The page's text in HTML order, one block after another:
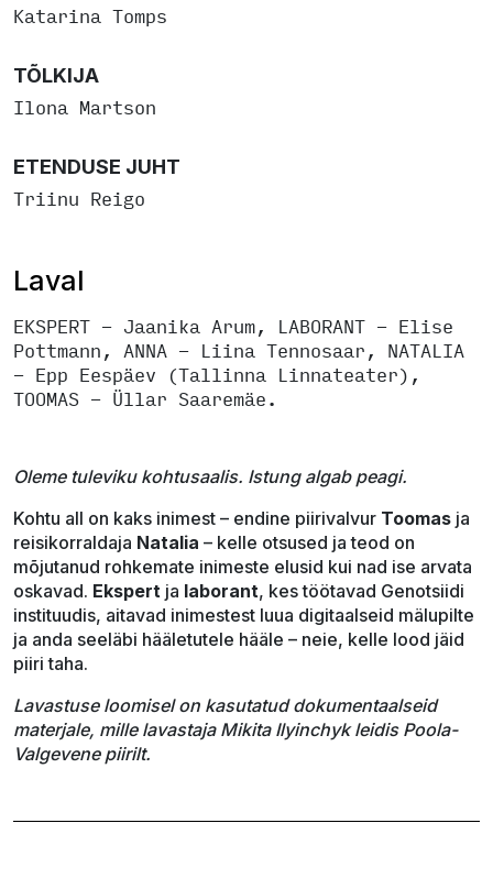
Katarina Tomps
TÕLKIJA
Ilona Martson
ETENDUSE JUHT
Triinu Reigo
Laval
EKSPERT - Jaanika Arum, LABORANT - Elise
Pottmann, ANNA - Liina Tennosaar, NATALIA
- Epp Eespäev (Tallinna Linnateater),
TOOMAS - Üllar Saaremäe.
Oleme tuleviku kohtusaalis. Istung algab peagi.
Kohtu all on kaks inimest – endine piirivalvur Toomas ja
reisikorraldaja Natalia – kelle otsused ja teod on
mõjutanud rohkemate inimeste elusid kui nad ise arvata
oskavad. Ekspert ja laborant, kes töötavad Genotsiidi
instituudis, aitavad inimestest luua digitaalseid mälupilte
ja anda seeläbi hääletutele hääle – neie, kelle lood jäid
piiri taha.
Lavastuse loomisel on kasutatud dokumentaalseid
materjale, mille lavastaja Mikita Ilyinchyk leidis Poola-
Valgevene piirilt.